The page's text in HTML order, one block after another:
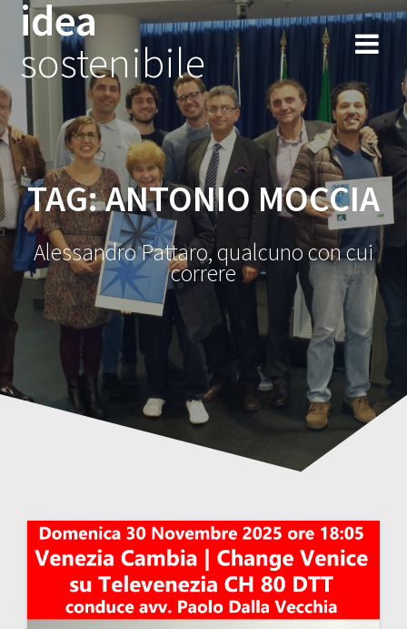
Salta
al
contenuto
idea
sostenibile
TAG:ANTONIO MOCCIA
Alessandro Pattaro, qualcuno con cui
correre